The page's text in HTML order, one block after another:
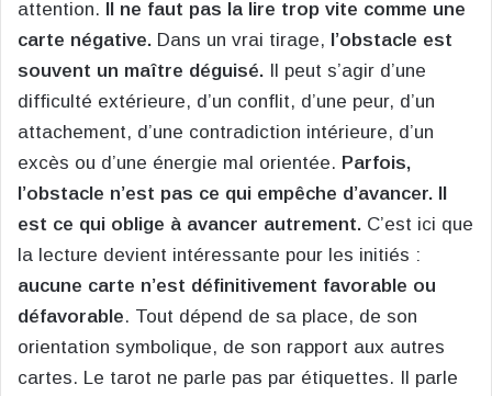
attention. Il ne faut pas la lire trop vite comme une
carte négative. Dans un vrai tirage, l’obstacle est
souvent un maître déguisé. Il peut s’agir d’une
difficulté extérieure, d’un conflit, d’une peur, d’un
attachement, d’une contradiction intérieure, d’un
excès ou d’une énergie mal orientée. Parfois,
l’obstacle n’est pas ce qui empêche d’avancer. Il
est ce qui oblige à avancer autrement. C’est ici que
la lecture devient intéressante pour les initiés :
aucune carte n’est définitivement favorable ou
défavorable. Tout dépend de sa place, de son
orientation symbolique, de son rapport aux autres
cartes. Le tarot ne parle pas par étiquettes. Il parle